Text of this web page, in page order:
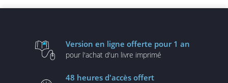
Version en ligne offerte pour 1 an
pour l'achat d'un livre imprimé
48 heures d'accès offert